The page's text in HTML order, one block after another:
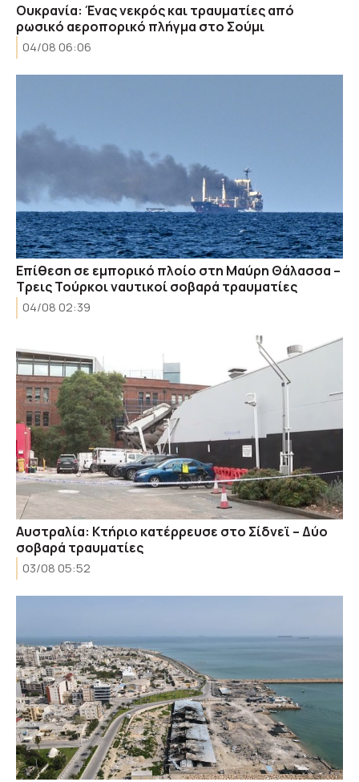
Ουκρανία: Ένας νεκρός και τραυματίες από
ρωσικό αεροπορικό πλήγμα στο Σούμι
04/08 06:06
Επίθεση σε εμπορικό πλοίο στη Μαύρη Θάλασσα –
Τρεις Τούρκοι ναυτικοί σοβαρά τραυματίες
04/08 02:39
Αυστραλία: Κτήριο κατέρρευσε στο Σίδνεϊ – Δύο
σοβαρά τραυματίες
03/08 05:52